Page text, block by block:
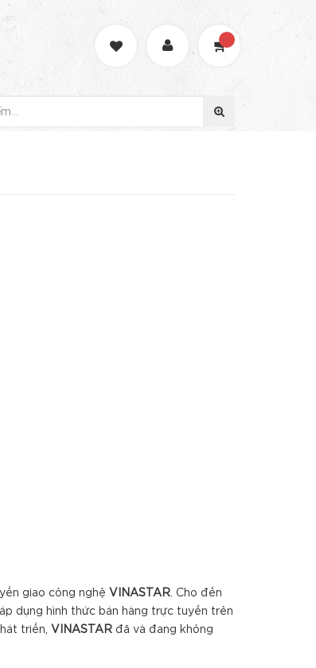
giao công nghệ VINAS TAR . Cho đến
dụng hình thức bán hàng trực tuyến trên
triển, VINAS TAR đã và đang không